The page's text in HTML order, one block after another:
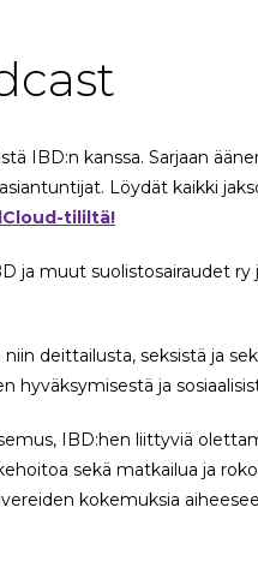
IBD:n kanssa. Sarjaan
Löydät kaikki
tililtä!
ja muut suolistosairaudet ry
deittailusta, seksistä ja
hyväksymisestä ja
IBD:hen liittyviä
sekä matkailua ja
kokemuksia